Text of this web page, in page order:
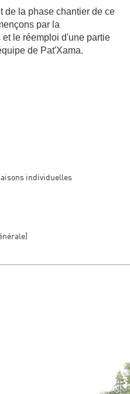
de la phase chantier de ce
par la
le réemploi d'une partie
de Pat'Xama.
individuelles